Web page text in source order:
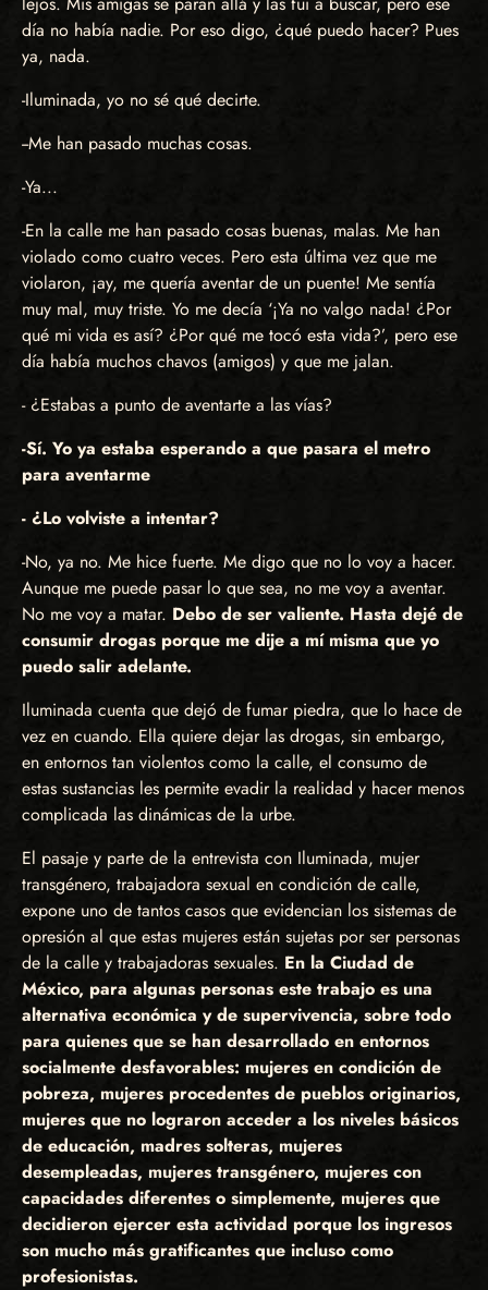
día no había nadie. Por eso digo, ¿qué puedo hacer? Pues
ya, nada.
-Iluminada, yo no sé qué decirte.
--Me han pasado muchas cosas.
-Ya...
-En la calle me han pasado cosas buenas, malas. Me han
violado como cuatro veces. Pero esta última vez que me
violaron, ¡ay, me quería aventar de un puente! Me sentía
muy mal, muy triste. Yo me decía ‘¡Ya no valgo nada! ¿Por
qué mi vida es así? ¿Por qué me tocó esta vida?’, pero ese
día había muchos chavos (amigos) y que me jalan.
- ¿Estabas a punto de aventarte a las vías?
-Sí. Yo ya estaba esperando a que pasara el metro
para aventarme
- ¿Lo volviste a intentar?
-No, ya no. Me hice fuerte. Me digo que no lo voy a hacer.
Aunque me puede pasar lo que sea, no me voy a aventar.
No me voy a matar. Debo de ser valiente. Hasta dejé de
consumir drogas porque me dije a mí misma que yo
puedo salir adelante.
Iluminada cuenta que dejó de fumar piedra, que lo hace de
vez en cuando. Ella quiere dejar las drogas, sin embargo,
en entornos tan violentos como la calle, el consumo de
estas sustancias les permite evadir la realidad y hacer menos
complicada las dinámicas de la urbe.
El pasaje y parte de la entrevista con Iluminada, mujer
transgénero, trabajadora sexual en condición de calle,
expone uno de tantos casos que evidencian los sistemas de
opresión al que estas mujeres están sujetas por ser personas
de la calle y trabajadoras sexuales. En la Ciudad de
México, para algunas personas este trabajo es una
alternativa económica y de supervivencia, sobre todo
para quienes que se han desarrollado en entornos
socialmente desfavorables: mujeres en condición de
pobreza, mujeres procedentes de pueblos originarios,
mujeres que no lograron acceder a los niveles básicos
de educación, madres solteras, mujeres
desempleadas, mujeres transgénero, mujeres con
capacidades diferentes o simplemente, mujeres que
decidieron ejercer esta actividad porque los ingresos
son mucho más gratificantes que incluso como
profesionistas.